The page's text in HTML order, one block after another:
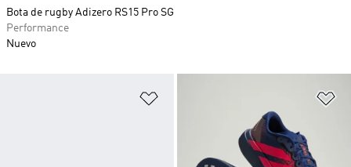
Bota de rugby Adizero RS15 Pro SG
Performance
Nuevo